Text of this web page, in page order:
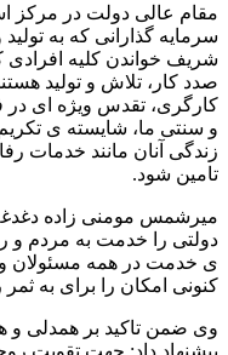
مقام عالی دولت در مرکز
سرمایه گذارانی که به
شریف خواندن کلیه افرادی
صدد کار، تلاش و تولید
کارگری، تقدس ویژه ای در
و سنتی ما، شایسته ی
زندگی آنان مانند خدمات
تامین شود.
میرشمس مومنی زاده
دولتی را خدمت به مردم و
ی خدمت در همه مسئولان
کنونی امکان را برای به
وی ضمن تاکید بر همدلی و
پیشنهاد داد: جهت تقویت